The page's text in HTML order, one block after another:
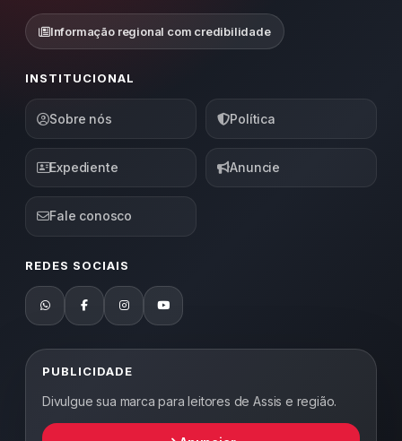
Informação regional com credibilidade
INSTITUCIONAL
Sobre nós Política
Expediente Anuncie
Fale conosco
REDES SOCIAIS
PUBLICIDADE
Divulgue sua marca para leitores de Assis e região.